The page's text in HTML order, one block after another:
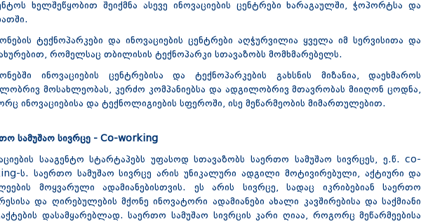
ხელშეწყობით შეიქმნა ასევე ინოვაციების ცენტრები ხარაგაულში, ჭოპორტსა და
ტექნოპარკები და ინოვაციების ცენტრები აღჭურვილია ყველა იმ სერვისითა და
რომელსაც თბილისის ტექნოპარკი სთავაზობს მომხმარებელს.
ინოვაციების ცენტრებისა და ტექნოპარკების გახსნის მიზანია, დაეხმაროს
მოსახლეობას, კერძო კომპანიებსა და ადგილობრივ მთავრობას მიიღონ ცოდნა,
ინოვაციებისა და ტექნოლიგიების სფეროში, ისე მეწარმეობის მიმართულებით.
სამუშაო სივრცე - Co-working
სააგენტო სტარტაპებს უფასოდ სთავაზობს საერთო სამუშაო სივრცეს, ე.წ. co-
ს. საერთო სამუშაო სივრცე არის უნიკალური ადგილი მოტივირებული, აქტიური და
მოყვარული ადამიანებისთვის. ეს არის სივრცე, სადაც იკრიბებიან საერთო
და ღირებულების მქონე ინოვატორი ადამიანები ახალი კავშირებისა და საქმიანი
დასამყარებლად. საერთო სამუშაო სივრცის კარი ღიაა, როგორც მეწარმეებისა